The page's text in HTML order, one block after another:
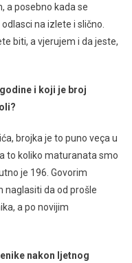
a posebno kada se
na izlete i slično.
biti, a vjerujem i da jeste,
i koji je broj
brojka je to puno veça u
to koliko maturanata smo
je 196. Govorim
naglasiti da od prošle
a po novijim
nakon ljetnog